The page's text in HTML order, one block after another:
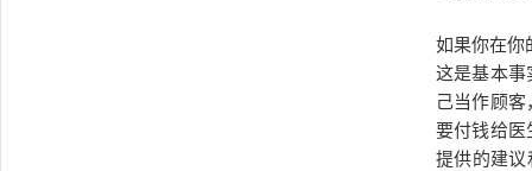
如果你在你
这是基本事
己当作顾
要付钱给医
提供的建议